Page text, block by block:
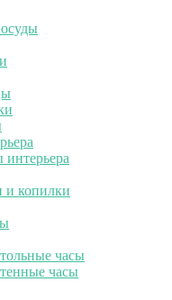
и копилки
часы
часы